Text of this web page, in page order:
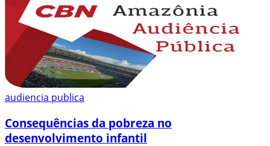
audiencia publica
Consequências da pobreza no
desenvolvimento infantil